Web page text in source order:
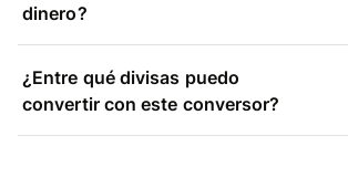
dinero?
¿Entre qué divisas puedo
convertir con este conversor?